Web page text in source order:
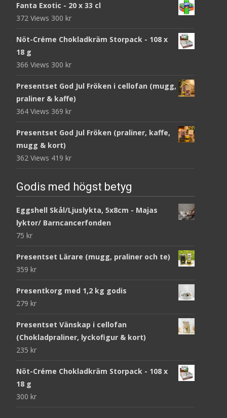
Fanta Exotic - 20 x 33 cl
372 Views 300 kr
Nöt-Créme Chokladkräm Storpack - 108 x
18 g
366 Views 300 kr
Presentset God Jul Fröken i cellofan (mugg,
praliner & kaffe)
364 Views 369 kr
Presentset God Jul Fröken (praliner, kaffe,
mugg & kort)
362 Views 419 kr
Godis med högst betyg
Eggshell Skål/Ljuslykta, 5x8cm - Majas
lyktor/ Barncancerfonden
75 kr
Presentset Lärare (mugg, praliner och te)
359 kr
Presentkorg med 1,2 kg godis
279 kr
Presentset Vänskap i cellofan
(Chokladpraliner, lyckofigur & kort)
235 kr
Nöt-Créme Chokladkräm Storpack - 108 x
18 g
300 kr